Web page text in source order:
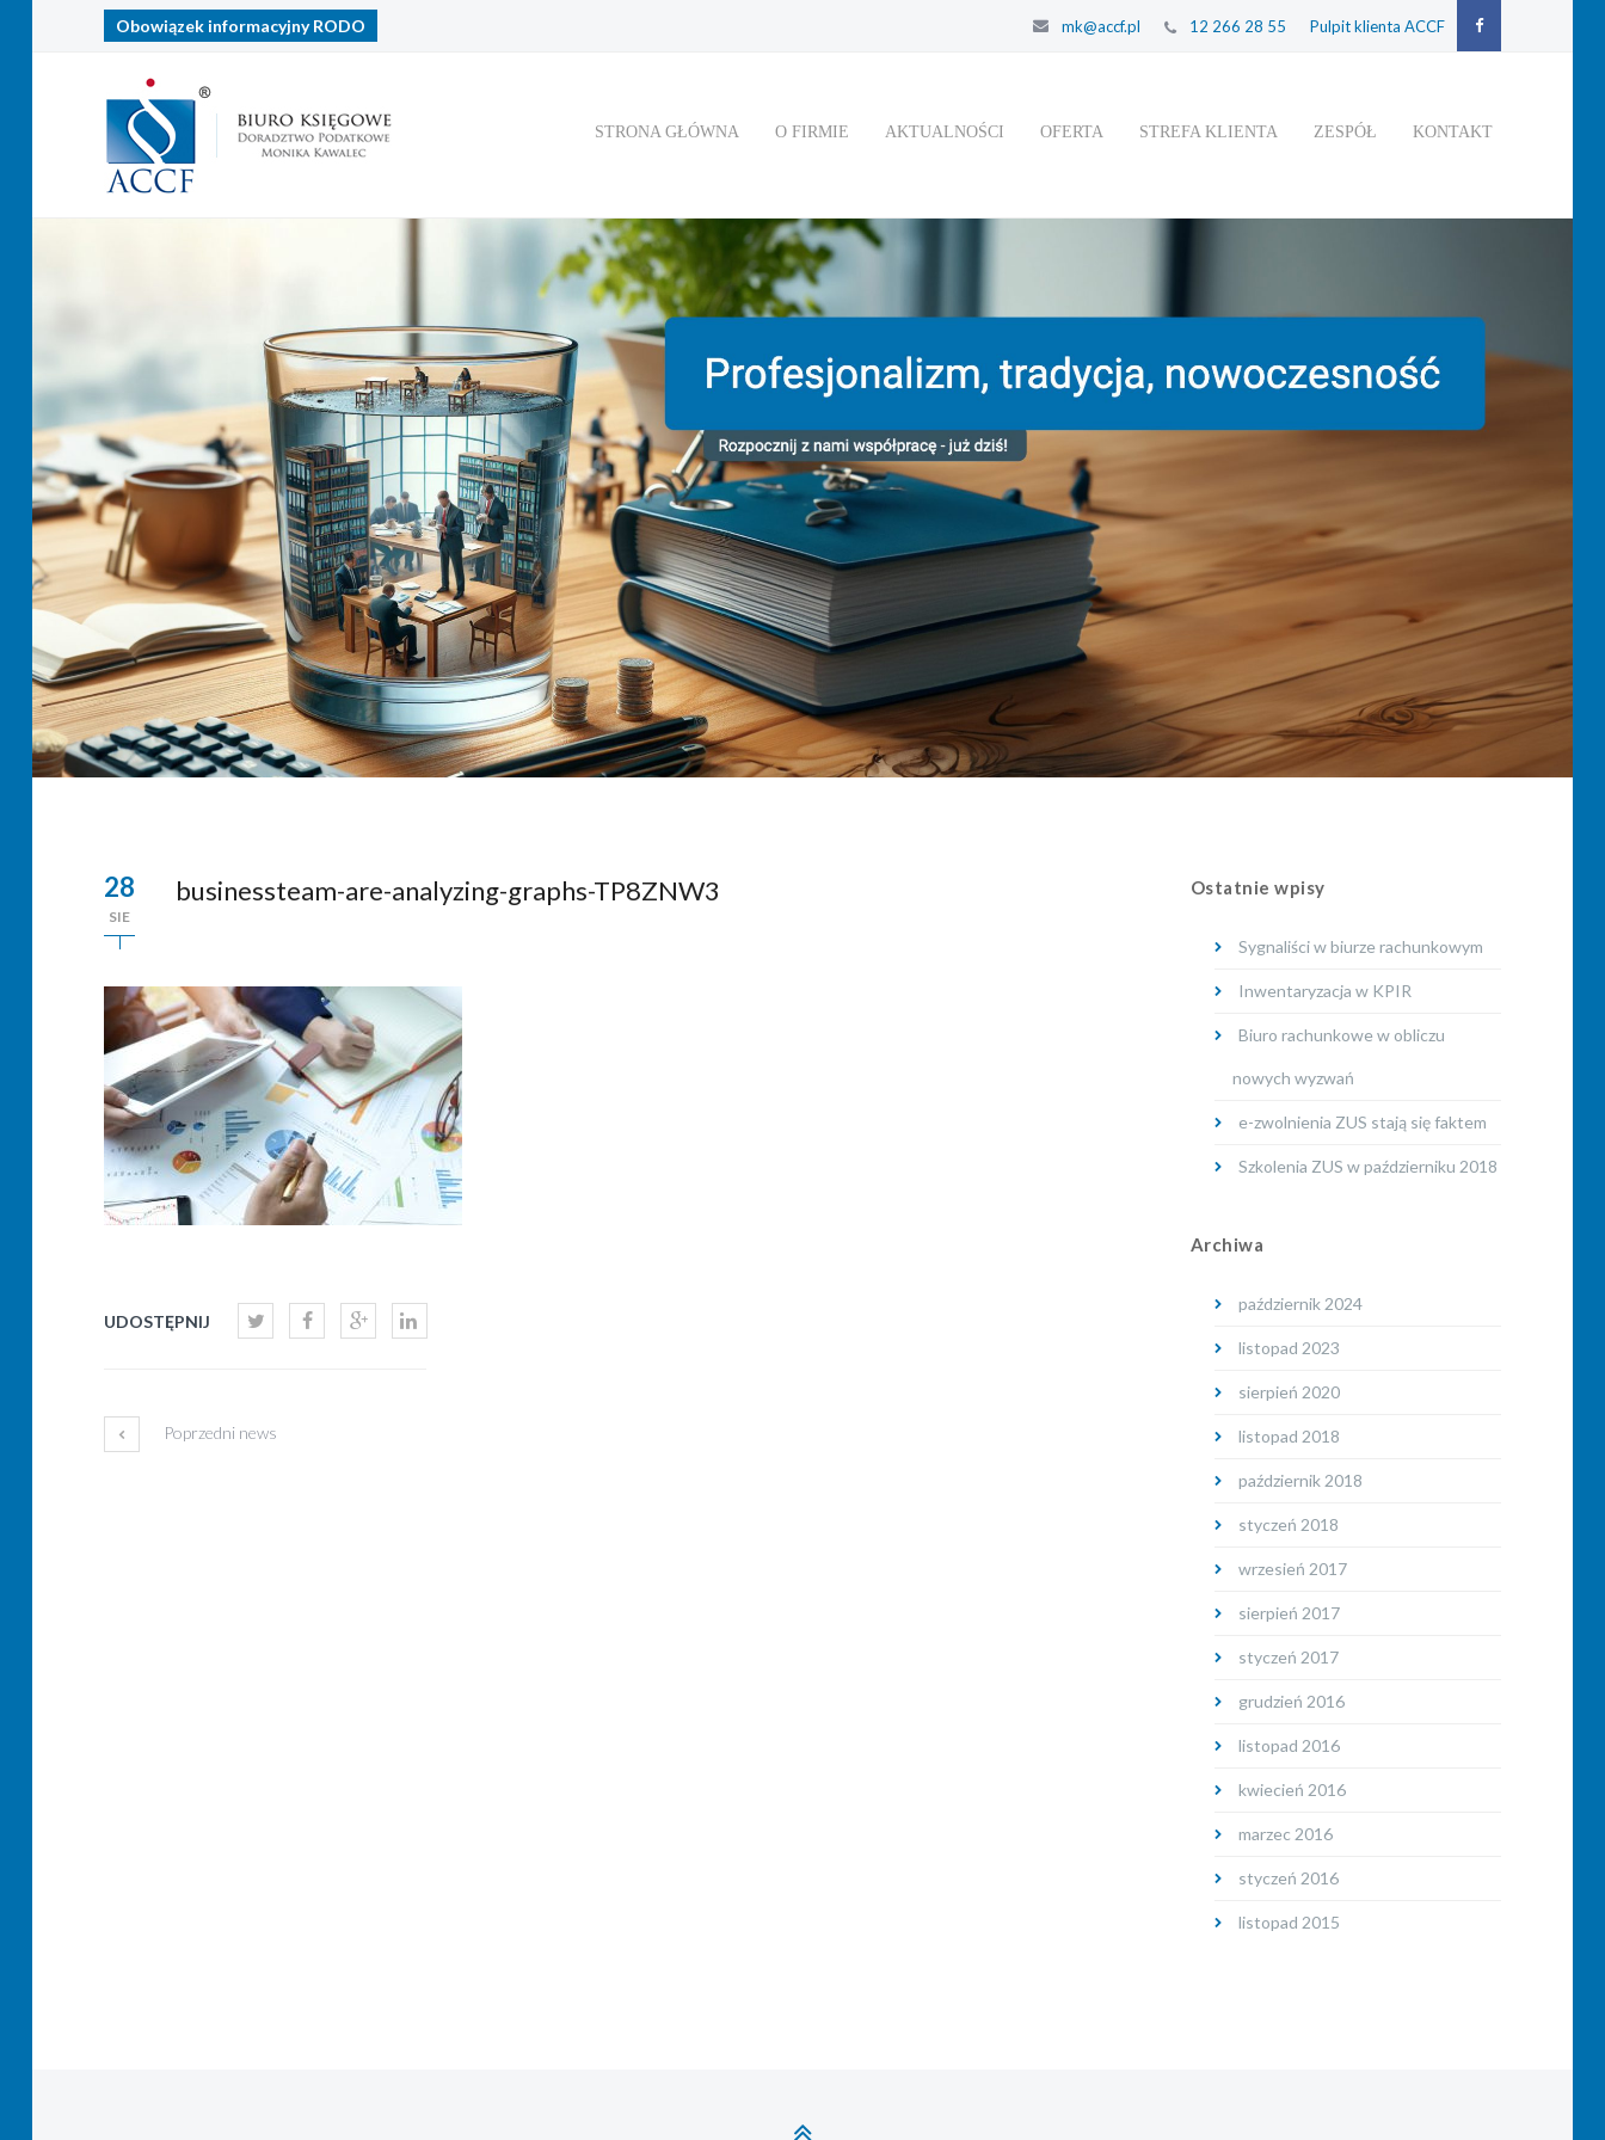
Obowiązek informacyjnyRODO Pulpit klienta ACCF
12 266 28 55
mk@accf.pl
STRONA GŁÓWNA O FIRMIE AKTUALNOŚCI OFERTA STREFA KLIENTA ZESPÓŁ KONTAKT
28
SIE
businessteam-are-analyzing-graphs-TP8ZNW3
UDOSTĘPNIJ
Poprzedni news
Ostatnie wpisy
Sygnaliści w biurze rachunkowym
Inwentaryzacja w KPIR
Biuro rachunkowe w obliczu
nowych wyzwań
e-zwolnienia ZUS stają się faktem
Szkolenia ZUS w październiku 2018
Archiwa
październik 2024
listopad 2023
sierpień 2020
listopad 2018
październik 2018
styczeń 2018
wrzesień 2017
sierpień 2017
styczeń 2017
grudzień 2016
listopad 2016
kwiecień 2016
marzec 2016
styczeń 2016
listopad 2015